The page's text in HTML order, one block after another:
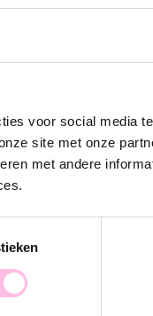
voor social media
site met onze
met andere
Deze standaard
worden en zijn perfect
oorbellen. Ben jij meer